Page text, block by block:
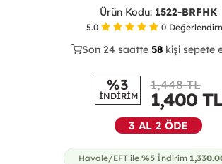
Ürün Kodu: 1522-BRFHK
5.0 0
42
Son 24 saatte 59 kişi sepete
13
%3
İNDİRİM
1,448 TL
1,400TL
3 AL 2 ÖDE
Havale/EFT ile %5İndirim